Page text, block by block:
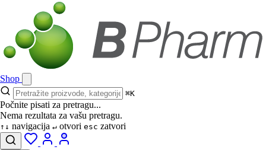
Shop
⌘K
Počnite pisati za pretragu...
Nema rezultata za vašu pretragu.
↑↓ navigacija ↵ otvori esc zatvori